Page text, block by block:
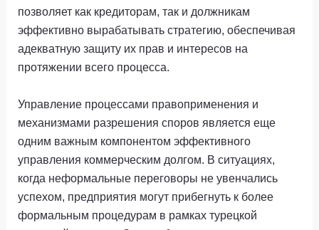
позволяет как кредиторам, так и должникам
эффективно вырабатывать стратегию, обеспечивая
адекватную защиту их прав и интересов на
протяжении всего процесса.
Управление процессами правоприменения и
механизмами разрешения споров является еще
одним важным компонентом эффективного
управления коммерческим долгом. В ситуациях,
когда неформальные переговоры не увенчались
успехом, предприятия могут прибегнуть к более
формальным процедурам в рамках турецкой